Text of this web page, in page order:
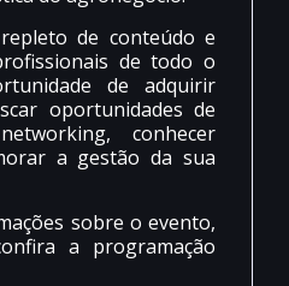
de conteúdo e
de todo o
de adquirir
oportunidades de
conhecer
a gestão da sua
sobre o evento,
a programação